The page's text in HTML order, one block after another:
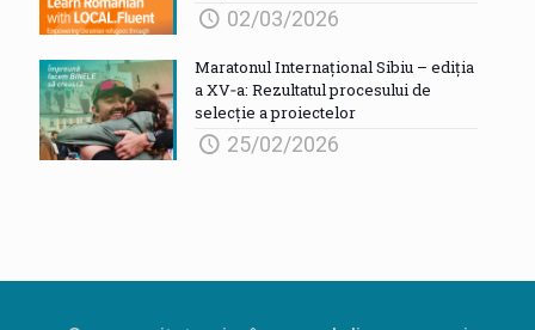
02/03/2026
Maratonul Internațional Sibiu – ediția
a XV‑a: Rezultatul procesului de
selecție a proiectelor
25/02/2026